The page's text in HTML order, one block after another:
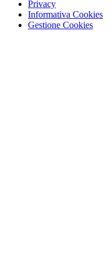
Privacy
Informativa Cookies
Gestione Cookies